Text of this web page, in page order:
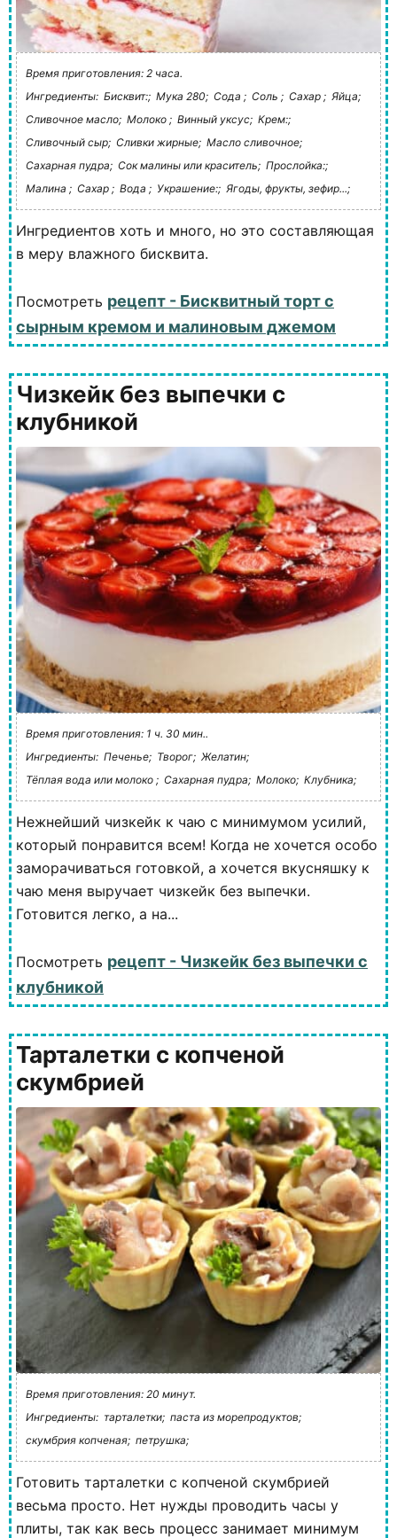
Время приготовления: 2 часа.
Ингредиенты: Бисквит:; Мука 280; Сода ; Соль ; Сахар ; Яйца;
Сливочное масло; Молоко ; Винный уксус; Крем:;
Сливочный сыр; Сливки жирные; Масло сливочное;
Сахарная пудра; Сок малины или краситель; Прослойка:;
Малина ; Сахар ; Вода ; Украшение:; Ягоды, фрукты, зефир...;
Ингредиентов хоть и много, но это составляющая
в меру влажного бисквита.
Посмотреть рецепт - Бисквитный торт с
сырным кремом и малиновым джемом
Чизкейк без выпечки с
клубникой
Время приготовления: 1 ч. 30 мин..
Ингредиенты: Печенье; Творог; Желатин;
Тёплая вода или молоко ; Сахарная пудра; Молоко; Клубника;
Нежнейший чизкейк к чаю с минимумом усилий,
который понравится всем! Когда не хочется особо
заморачиваться готовкой, а хочется вкусняшку к
чаю меня выручает чизкейк без выпечки.
Готовится легко, а на...
Посмотреть рецепт - Чизкейк без выпечки с
клубникой
Тарталетки с копченой
скумбрией
Время приготовления: 20 минут.
Ингредиенты: тарталетки; паста из морепродуктов;
скумбрия копченая; петрушка;
Готовить тарталетки с копченой скумбрией
весьма просто. Нет нужды проводить часы у
плиты, так как весь процесс занимает минимум